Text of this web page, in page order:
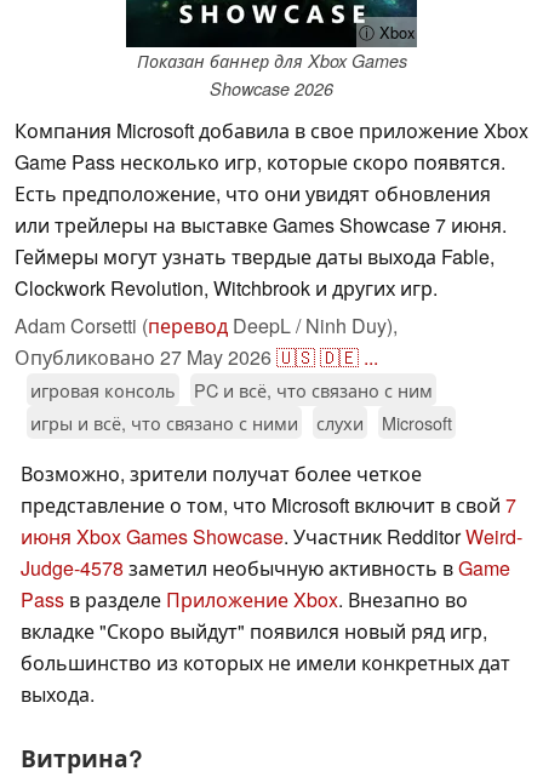
ⓘ Xbox
Показан баннер для Xbox Games
Showcase 2026
Компания Microsoft добавила в свое приложение Xbox
Game Pass несколько игр, которые скоро появятся.
Есть предположение, что они увидят обновления
или трейлеры на выставке Games Showcase 7 июня.
Геймеры могут узнать твердые даты выхода Fable,
Clockwork Revolution, Witchbrook и других игр.
Adam Corsetti (перевод DeepL / Ninh Duy),
Опубликовано 27 May 2026🇺🇸🇩🇪 ...
игровая консоль
PC и всё, что связано с ним
игры и всё, что связано с ними
слухи Microsoft
Возможно, зрители получат более четкое
представление о том, что Microsoft включит в свой 7
июня Xbox Games Showcase. Участник RedditorWeird-
Judge-4578 заметил необычную активность вGame
Pass в разделе Приложение Xbox. Внезапно во
вкладке "Скоро выйдут" появился новый ряд игр,
большинство из которых не имели конкретных дат
выхода.
Витрина?